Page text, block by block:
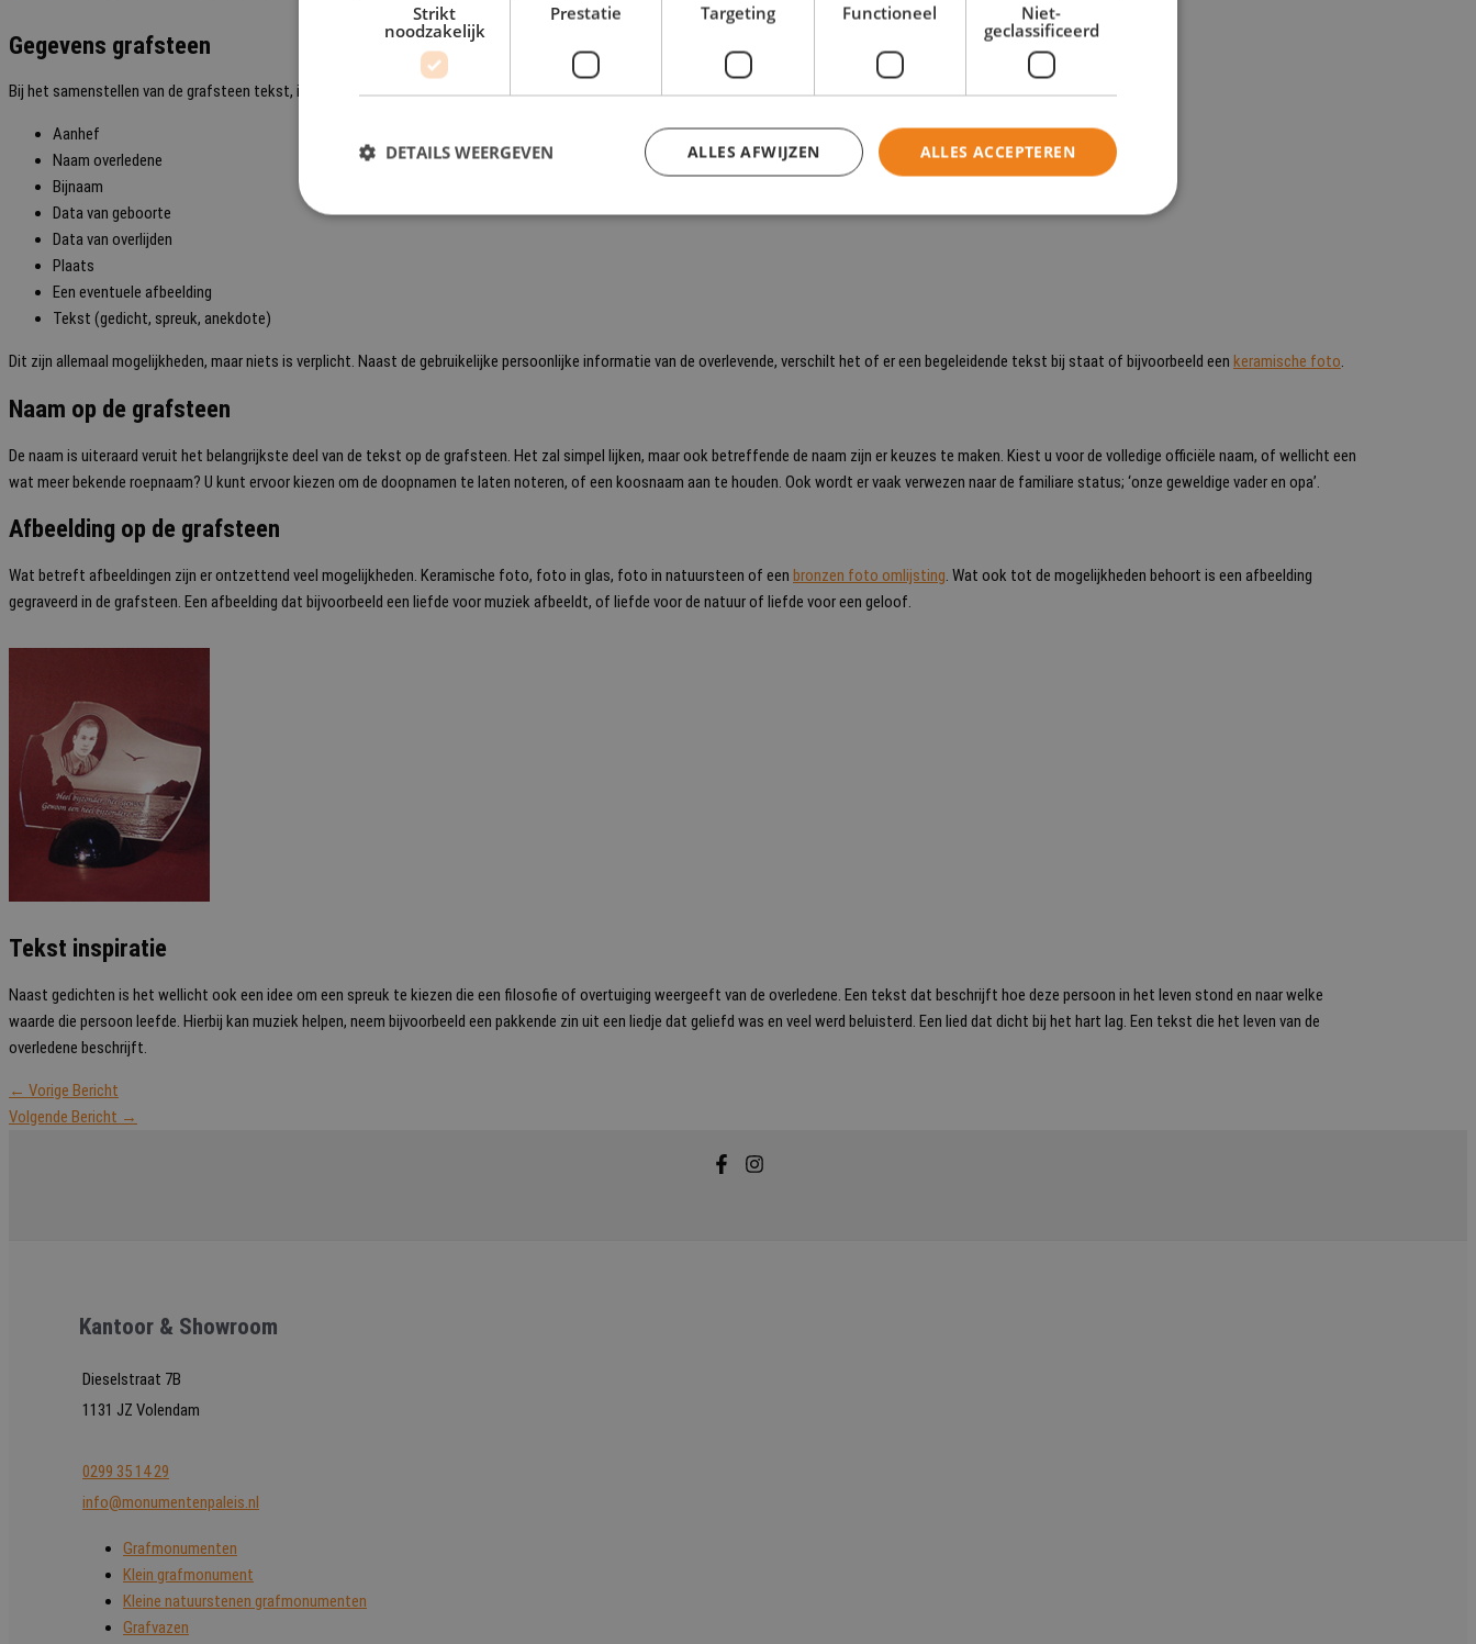
Gegevens grafsteen
Bij het samenstellen van de grafsteen tekst, is het goed om te weten uit welke onderdelen de tekst kan bestaan:
Aanhef
Naam overledene
Bijnaam
Data van geboorte
Data van overlijden
Plaats
Een eventuele afbeelding
Tekst (gedicht, spreuk, anekdote)
Dit zijn allemaal mogelijkheden, maar niets is verplicht. Naast de gebruikelijke persoonlijke informatie van de overlevende, verschilt het of er een begeleidende tekst bij staat of bijvoorbeeld een keramische foto.
Naam op de grafsteen
De naam is uiteraard veruit het belangrijkste deel van de tekst op de grafsteen. Het zal simpel lijken, maar ook betreffende de naam zijn er keuzes te maken. Kiest u voor de volledige officiële naam, of wellicht een
wat meer bekende roepnaam? U kunt ervoor kiezen om de doopnamen te laten noteren, of een koosnaam aan te houden. Ook wordt er vaak verwezen naar de familiare status; ‘onze geweldige vader en opa’.
Afbeelding op de grafsteen
Wat betreft afbeeldingen zijn er ontzettend veel mogelijkheden. Keramische foto, foto in glas, foto in natuursteen of een bronzen foto omlijsting. Wat ook tot de mogelijkheden behoort is een afbeelding
gegraveerd in de grafsteen. Een afbeelding dat bijvoorbeeld een liefde voor muziek afbeeldt, of liefde voor de natuur of liefde voor een geloof.
Tekst inspiratie
Naast gedichten is het wellicht ook een idee om een spreuk te kiezen die een filosofie of overtuiging weergeeft van de overledene. Een tekst dat beschrijft hoe deze persoon in het leven stond en naar welke
waarde die persoon leefde. Hierbij kan muziek helpen, neem bijvoorbeeld een pakkende zin uit een liedje dat geliefd was en veel werd beluisterd. Een lied dat dicht bij het hart lag. Een tekst die het leven van de
overledene beschrijft.
← Vorige Bericht
Volgende Bericht →
Kantoor & Showroom
Dieselstraat 7B
1131 JZ Volendam
0299 35 14 29
info@monumentenpaleis.nl
Grafmonumenten
Klein grafmonument
Kleine natuurstenen grafmonumenten
Grafvazen
Strikt
noodzakelijk
Prestatie Targeting Functioneel
Niet-
geclassificeerd
ALLES ACCEPTEREN
ALLES AFWIJZEN
DETAILS WEERGEVEN